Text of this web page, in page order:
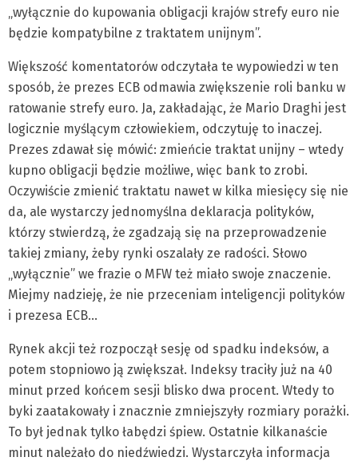
„wyłącznie do kupowania obligacji krajów strefy euro nie
będzie kompatybilne z traktatem unijnym”.
Większość komentatorów odczytała te wypowiedzi w ten
sposób, że prezes ECB odmawia zwiększenie roli banku w
ratowanie strefy euro. Ja, zakładając, że Mario Draghi jest
logicznie myślącym człowiekiem, odczytuję to inaczej.
Prezes zdawał się mówić: zmieńcie traktat unijny – wtedy
kupno obligacji będzie możliwe, więc bank to zrobi.
Oczywiście zmienić traktatu nawet w kilka miesięcy się nie
da, ale wystarczy jednomyślna deklaracja polityków,
którzy stwierdzą, że zgadzają się na przeprowadzenie
takiej zmiany, żeby rynki oszalały ze radości. Słowo
„wyłącznie” we frazie o MFW też miało swoje znaczenie.
Miejmy nadzieję, że nie przeceniam inteligencji polityków
i prezesa ECB…
Rynek akcji też rozpoczął sesję od spadku indeksów, a
potem stopniowo ją zwiększał. Indeksy traciły już na 40
minut przed końcem sesji blisko dwa procent. Wtedy to
byki zaatakowały i znacznie zmniejszyły rozmiary porażki.
To był jednak tylko łabędzi śpiew. Ostatnie kilkanaście
minut należało do niedźwiedzi. Wystarczyła informacja